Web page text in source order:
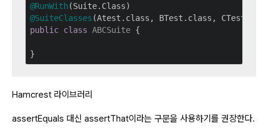
@RunWith
@SuiteClasses
public class ABCSuite {
Hamcrest 라이브러리
assertEquals 대신 assertThat이라는 구문을 사용하기를 권장한다.